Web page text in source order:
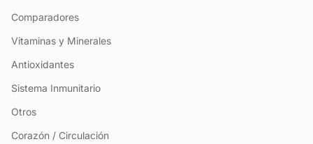
Comparadores
Vitaminas y Minerales
Antioxidantes
Sistema Inmunitario
Otros
Corazón / Circulación